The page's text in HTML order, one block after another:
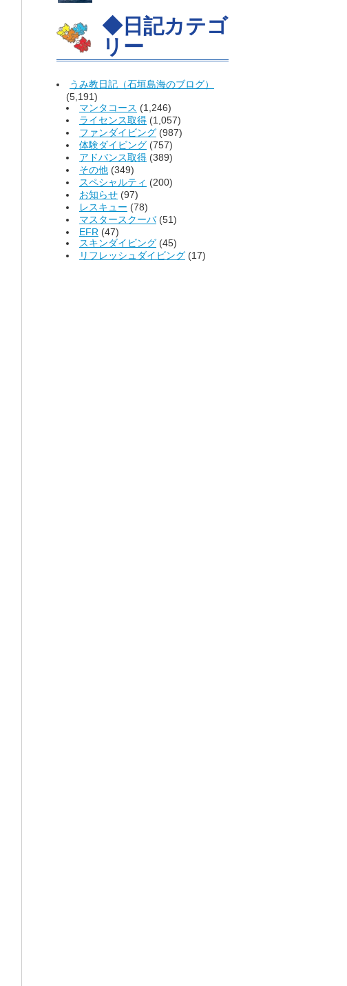
◆日記カテゴ
リー
うみ教日記（石垣島海のブログ）
(5,191)
マンタコース (1,246)
ライセンス取得 (1,057)
ファンダイビング (987)
体験ダイビング (757)
アドバンス取得 (389)
その他 (349)
スペシャルティ (200)
お知らせ (97)
レスキュー (78)
マスタースクーバ(51)
EFR (47)
スキンダイビング (45)
リフレッシュダイビング (17)